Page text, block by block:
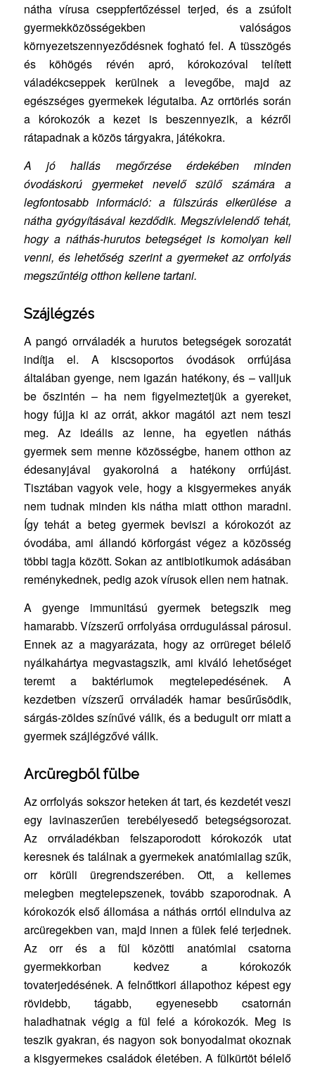
nátha vírusa cseppfertőzéssel terjed, és a zsúfolt
gyermekközösségekben valóságos
környezetszennyeződésnek fogható fel. A tüsszögés
és köhögés révén apró, kórokozóval telített
váladékcseppek kerülnek a levegőbe, majd az
egészséges gyermekek légutaiba. Az orrtörlés során
a kórokozók a kezet is beszennyezik, a kézről
rátapadnak a közös tárgyakra, játékokra.
A jó hallás megőrzése érdekében minden
óvodáskorú gyermeket nevelő szülő számára a
legfontosabb információ: a fülszúrás elkerülése a
nátha gyógyításával kezdődik. Megszívlelendő tehát,
hogy a náthás-hurutos betegséget is komolyan kell
venni, és lehetőség szerint a gyermeket az orrfolyás
megszűntéig otthon kellene tartani.
Szájlégzés
A pangó orrváladék a hurutos betegségek sorozatát
indítja el. A kiscsoportos óvodások orrfújása
általában gyenge, nem igazán hatékony, és – valljuk
be őszintén – ha nem figyelmeztetjük a gyereket,
hogy fújja ki az orrát, akkor magától azt nem teszi
meg. Az ideális az lenne, ha egyetlen náthás
gyermek sem menne közösségbe, hanem otthon az
édesanyjával gyakorolná a hatékony orrfújást.
Tisztában vagyok vele, hogy a kisgyermekes anyák
nem tudnak minden kis nátha miatt otthon maradni.
Így tehát a beteg gyermek beviszi a kórokozót az
óvodába, ami állandó körforgást végez a közösség
többi tagja között. Sokan az antibiotikumok adásában
reménykednek, pedig azok vírusok ellen nem hatnak.
A gyenge immunitású gyermek betegszik meg
hamarabb. Vízszerű orrfolyása orrdugulással párosul.
Ennek az a magyarázata, hogy az orrüreget bélelő
nyálkahártya megvastagszik, ami kiváló lehetőséget
teremt a baktériumok megtelepedésének. A
kezdetben vízszerű orrváladék hamar besűrűsödik,
sárgás-zöldes színűvé válik, és a bedugult orr miatt a
gyermek szájlégzővé válik.
Arcüregből fülbe
Az orrfolyás sokszor heteken át tart, és kezdetét veszi
egy lavinaszerűen terebélyesedő betegségsorozat.
Az orrváladékban felszaporodott kórokozók utat
keresnek és találnak a gyermekek anatómiailag szűk,
orr körüli üregrendszerében. Ott, a kellemes
melegben megtelepszenek, tovább szaporodnak. A
kórokozók első állomása a náthás orrtól elindulva az
arcüregekben van, majd innen a fülek felé terjednek.
Az orr és a fül közötti anatómiai csatorna
gyermekkorban kedvez a kórokozók
tovaterjedésének. A felnőttkori állapothoz képest egy
rövidebb, tágabb, egyenesebb csatornán
haladhatnak végig a fül felé a kórokozók. Meg is
teszik gyakran, és nagyon sok bonyodalmat okoznak
a kisgyermekes családok életében. A fülkürtöt bélelő